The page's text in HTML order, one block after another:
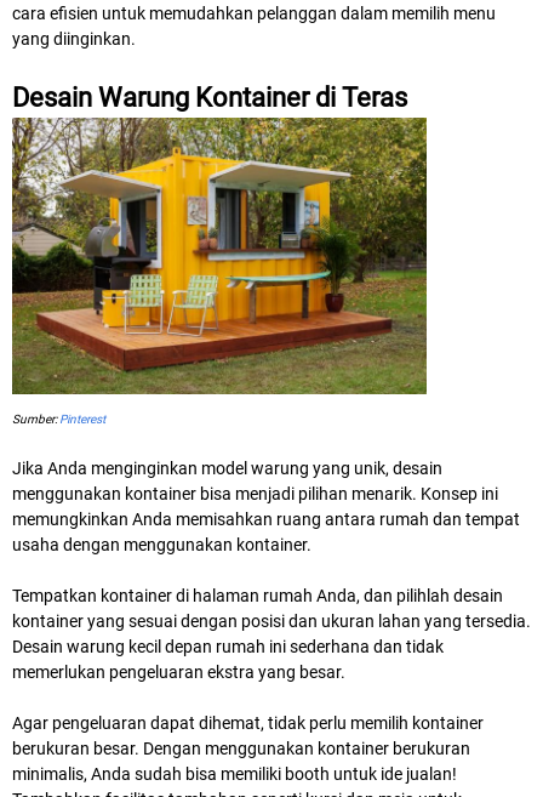
cara efisien untuk memudahkan pelanggan dalam memilih menu
yang diinginkan.
Desain Warung Kontainer di Teras
Sumber:Pinterest
Jika Anda menginginkan model warung yang unik, desain
menggunakan kontainer bisa menjadi pilihan menarik. Konsep ini
memungkinkan Anda memisahkan ruang antara rumah dan tempat
usaha dengan menggunakan kontainer.
Tempatkan kontainer di halaman rumah Anda, dan pilihlah desain
kontainer yang sesuai dengan posisi dan ukuran lahan yang tersedia.
Desain warung kecil depan rumah ini sederhana dan tidak
memerlukan pengeluaran ekstra yang besar.
Agar pengeluaran dapat dihemat, tidak perlu memilih kontainer
berukuran besar. Dengan menggunakan kontainer berukuran
minimalis, Anda sudah bisa memiliki booth untuk ide jualan!